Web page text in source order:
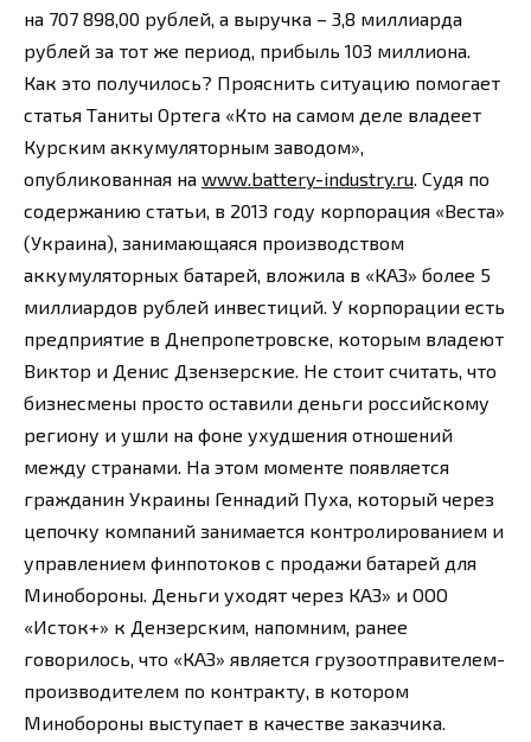
на 707 898,00 рублей, а выручка – 3,8 миллиарда
рублей за тот же период, прибыль 103 миллиона.
Как это получилось? Прояснить ситуацию помогает
статья Таниты Ортега «Кто на самом деле владеет
Курским аккумуляторным заводом»,
опубликованная на www.battery-industry.ru . Судя по
содержанию статьи, в 2013 году корпорация «Веста»
(Украина), занимающаяся производством
аккумуляторных батарей, вложила в «КАЗ» более 5
миллиардов рублей инвестиций. У корпорации есть
предприятие в Днепропетровске, которым владеют
Виктор и Денис Дзензерские. Не стоит считать, что
бизнесмены просто оставили деньги российскому
региону и ушли на фоне ухудшения отношений
между странами. На этом моменте появляется
гражданин Украины Геннадий Пуха, который через
цепочку компаний занимается контролированием и
управлением финпотоков с продажи батарей для
Минобороны. Деньги уходят через КАЗ» и ООО
«Исток+» к Дензерским, напомним, ранее
говорилось, что «КАЗ» является грузоотправителем-
производителем по контракту, в котором
Минобороны выступает в качестве заказчика.